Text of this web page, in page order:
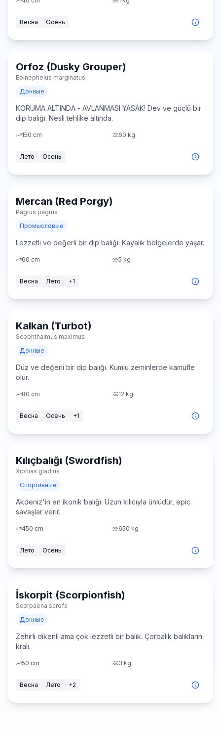
Весна Осень
⚠️
Orfoz (Dusky Grouper)
Epinephelus marginatus
Донные
KORUMA ALTINDA - AVLANMASI YASAK! Dev ve güçlü bir
dip balığı. Nesli tehlike altında.
150 cm 60 kg
Лето Осень
Mercan (Red Porgy)
Pagrus pagrus
Промысловые
Lezzetli ve değerli bir dip balığı. Kayalık bölgelerde yaşar.
60 cm 5 kg
Весна Лето +1
Kalkan (Turbot)
Scophthalmus maximus
Донные
Düz ve değerli bir dip balığı. Kumlu zeminlerde kamufle
olur.
80 cm 12 kg
Весна Осень +1
Kılıçbalığı (Swordfish)
Xiphias gladius
Спортивные
Akdeniz'in en ikonik balığı. Uzun kılıcıyla ünlüdür, epic
savaşlar verir.
450 cm 650 kg
Лето Осень
İskorpit (Scorpionfish)
Scorpaena scrofa
Донные
Zehirli dikenli ama çok lezzetli bir balık. Çorbalık balıkların
kralı.
50 cm 3 kg
Весна Лето +2